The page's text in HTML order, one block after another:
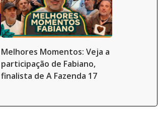
Melhores Momentos: Veja a
participação de Fabiano,
finalista de A Fazenda 17